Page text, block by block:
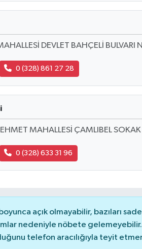
DEVLET BAHÇELİ BULVARI
0 (328) 861 27 28
MAHALLESİ ÇAMLIBEL
0 (328) 633 31 96
açık olmayabilir, bazıları
nedeniyle nöbete gelemeyebilir.
telefon aracılığıyla teyit